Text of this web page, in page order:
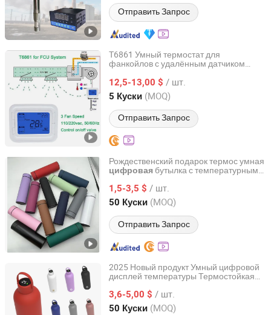
Отправить Запрос
T6861 Умный термостат для
фанкойлов с удалённым датчиком
12,5-13,00 $ / шт.
5 Куски (MOQ)
Отправить Запрос
Kelaimi Ai Technology (Hainan) Co., Ltd.
Hainan, China с 2025
Рождественский подарок термос умная
цифровая бутылка с температурным
вакуумный фляга
1,5-3,5 $ / шт.
50 Куски (MOQ)
Отправить Запрос
Dongguan Grace Technology Co., Ltd.
Guangdong, China с 2025
2025 Новый продукт Умный цифровой
дисплей температуры Термостойкая
3,6-5,00 $ / шт.
50 Куски (MOQ)
Dongguan Grace Technology Co., Ltd.
Guangdong, China с 2025